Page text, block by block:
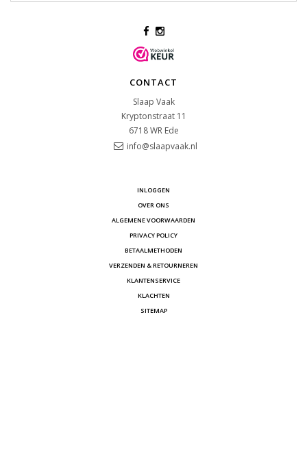
CONTACT
Slaap Vaak
Kryptonstraat 11
6718 WR Ede
info@slaapvaak.nl
INLOGGEN
OVER ONS
ALGEMENE VOORWAARDEN
PRIVACY POLICY
BETAALMETHODEN
VERZENDEN & RETOURNEREN
KLANTENSERVICE
KLACHTEN
SITEMAP